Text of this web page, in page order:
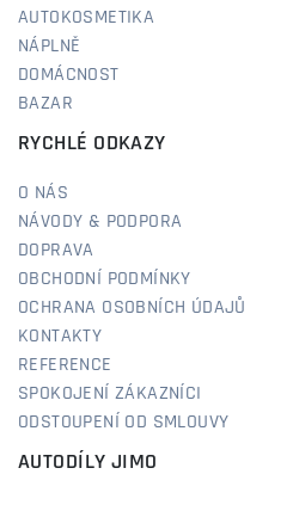
AUTOKOSMETIKA
NÁPLNĚ
DOMÁCNOST
BAZAR
RYCHLÉ ODKAZY
O NÁS
NÁVODY & PODPORA
DOPRAVA
OBCHODNÍ PODMÍNKY
OCHRANA OSOBNÍCH ÚDAJŮ
KONTAKTY
REFERENCE
SPOKOJENÍ ZÁKAZNÍCI
ODSTOUPENÍ OD SMLOUVY
AUTODÍLY JIMO